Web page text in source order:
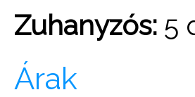
Zuhanyzós: 5
Árak